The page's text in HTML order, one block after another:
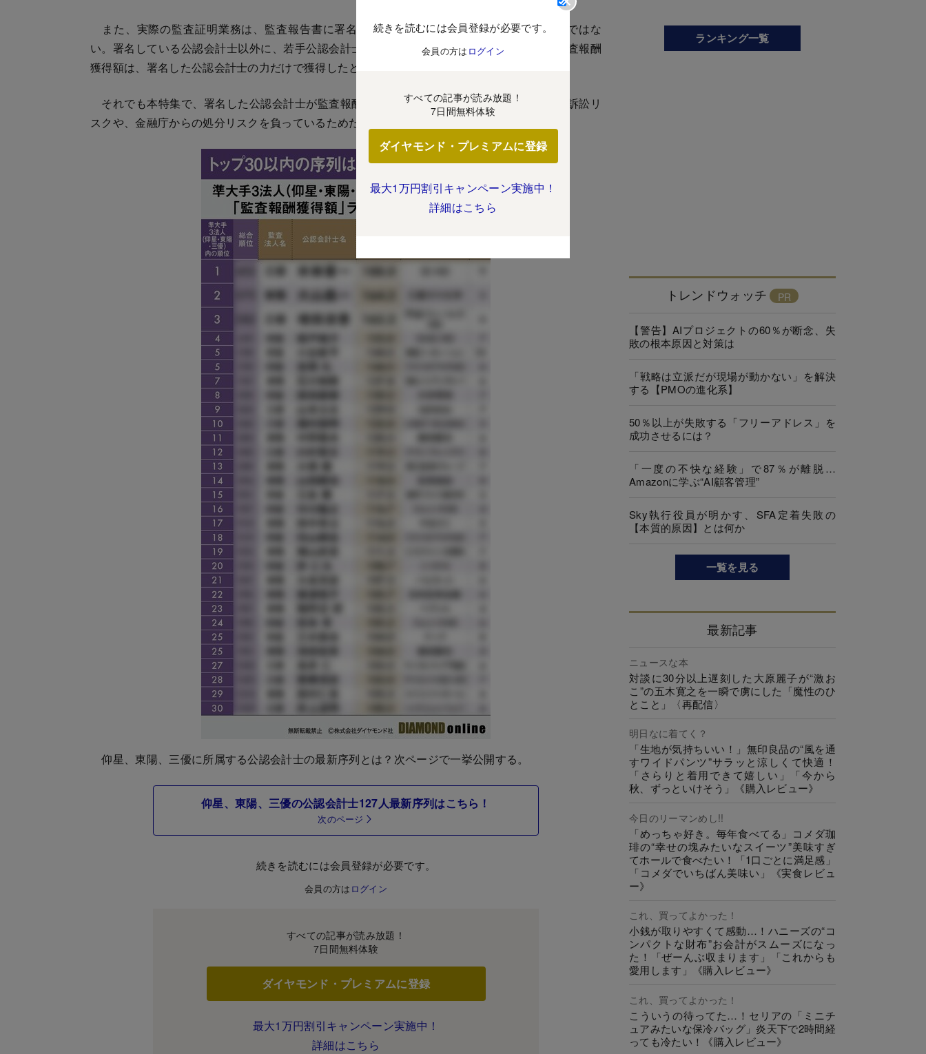
また、実際の監査証明業務は、監査報告書に署名した公認会計士だけで行われているわけではな
い。署名している公認会計士以外に、若手公認会計士やスタッフら数十人が関わっている。監査報酬
獲得額は、署名した公認会計士の力だけで獲得したとは、必ずしもいえない。
それでも本特集で、署名した公認会計士が監査報酬を獲得したと見なしたのは、個人として訴訟リ
スクや、金融庁からの処分リスクを負っているためだ。
仰星、東陽、三優に所属する公認会計士の最新序列とは？次ページで一挙公開する。
仰星、東陽、三優の公認会計士127人最新序列はこちら！
次のページ
続きを読むには会員登録が必要です。
会員の方は ログイン
すべての記事が読み放題！
7日間無料体験
ダイヤモンド・プレミアムに登録
最大1万円割引キャンペーン実施中！
詳細はこちら
続きを読むには会員登録が必要です。
会員の方は ログイン
すべての記事が読み放題！
7日間無料体験
ダイヤモンド・プレミアムに登録
最大1万円割引キャンペーン実施中！
詳細はこちら
ランキング一覧
トレンドウォッチ
【警告】AIプロジェクトの60％が断念、失
敗の根本原因と対策は
「戦略は立派だが現場が動かない」を解決
する【PMOの進化系】
50％以上が失敗する「フリーアドレス」を
成功させるには？
「一度の不快な経験」で87％が離脱…
Amazonに学ぶ“AI顧客管理”
Sky執行役員が明かす、SFA定着失敗の
【本質的原因】とは何か
一覧を見る
最新記事
ニュースな本
対談に30分以上遅刻した大原麗子が“激お
こ”の五木寛之を一瞬で虜にした「魔性のひ
とこと」〈再配信〉
明日なに着てく？
「生地が気持ちいい！」無印良品の“風を通
すワイドパンツ”サラッと涼しくて快適！
「さらりと着用できて嬉しい」「今から
秋、ずっといけそう」《購入レビュー》
今日のリーマンめし!!
「めっちゃ好き。毎年食べてる」コメダ珈
琲の“幸せの塊みたいなスイーツ”美味すぎ
てホールで食べたい！「1口ごとに満足感」
「コメダでいちばん美味い」《実食レビュ
ー》
これ、買ってよかった！
小銭が取りやすくて感動…！ハニーズの“コ
ンパクトな財布”お会計がスムーズになっ
た！「ぜーんぶ収まります」「これからも
愛用します」《購入レビュー》
これ、買ってよかった！
こういうの待ってた…！セリアの「ミニチ
ュアみたいな保冷バッグ」炎天下で2時間経
っても冷たい！《購入レビュー》